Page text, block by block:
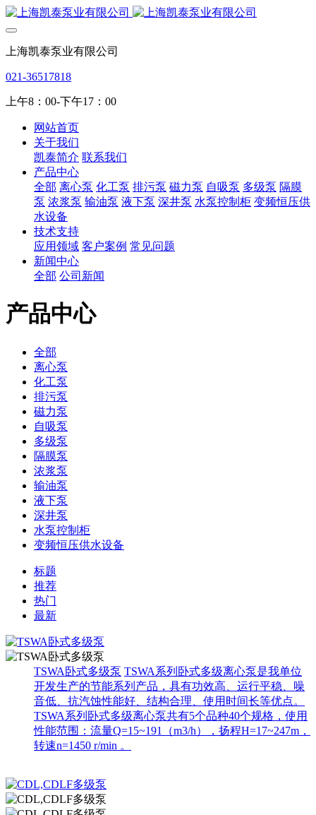
上海凯泰泵业有限公司
021-36517818
上午8：00-下午17：00
网站首页
关于我们
凯泰简介 联系我们
产品中心
全部 离心泵 化工泵 排污泵 磁力泵 自吸泵 多级泵 隔膜
泵 浓浆泵 输油泵 液下泵 深井泵 水泵控制柜 变频恒压供
水设备
技术支持
应用领域 客户案例 常见问题
新闻中心
全部 公司新闻
产品中心
全部
离心泵
化工泵
排污泵
磁力泵
自吸泵
多级泵
隔膜泵
浓浆泵
输油泵
液下泵
深井泵
水泵控制柜
变频恒压供水设备
标题
推荐
热门
最新
TSWA卧式多级泵 TSWA系列卧式多级离心泵是我单位
开发生产的节能系列产品，具有功效高、运行平稳、噪
音低、抗汽蚀性能好、结构合理、使用时间长等优点。
TSWA系列卧式多级离心泵共有5个品种40个规格，使用
性能范围：流量Q=15~191（m3/h），扬程H=17~247m，
转速n=1450 r/min 。